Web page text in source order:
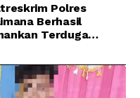
Polres
Berhasil
Terduga
Senjata